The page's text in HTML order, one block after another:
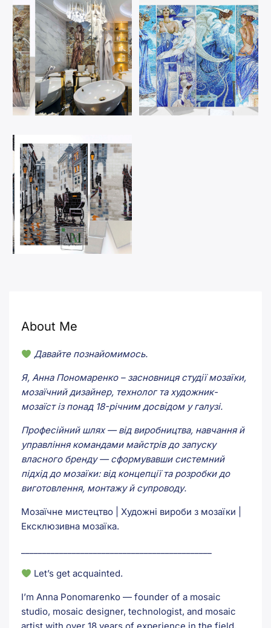
About Me
Давайте познайомимось.
Я, Анна Пономаренко – засновниця студії мозаїки,
мозаїчний дизайнер, технолог та художник-
мозаїст із понад 18-річним досвідом у галузі.
Професійний шлях — від виробництва, навчання й
управління командами майстрів до запуску
власного бренду — сформувавши системний
підхід до мозаїки: від концепції та розробки до
виготовлення, монтажу й супроводу.
Мозаїчне мистецтво | Художні вироби з мозаїки |
Ексклюзивна мозаїка.
Let’s get acquainted.
I’m Anna Ponomarenko — founder of a mosaic
studio, mosaic designer, technologist, and mosaic